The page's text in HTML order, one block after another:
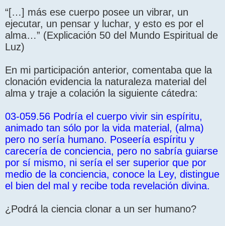
“[…] más ese cuerpo posee un vibrar, un
ejecutar, un pensar y luchar, y esto es por el
alma…” (Explicación 50 del Mundo Espiritual de
Luz)
En mi participación anterior, comentaba que la
clonación evidencia la naturaleza material del
alma y traje a colación la siguiente cátedra:
03-059.56 Podría el cuerpo vivir sin espíritu,
animado tan sólo por la vida material, (alma)
pero no sería humano. Poseería espíritu y
carecería de conciencia, pero no sabría guiarse
por sí mismo, ni sería el ser superior que por
medio de la conciencia, conoce la Ley, distingue
el bien del mal y recibe toda revelación divina.
¿Podrá la ciencia clonar a un ser humano?